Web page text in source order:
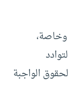
الواجبة